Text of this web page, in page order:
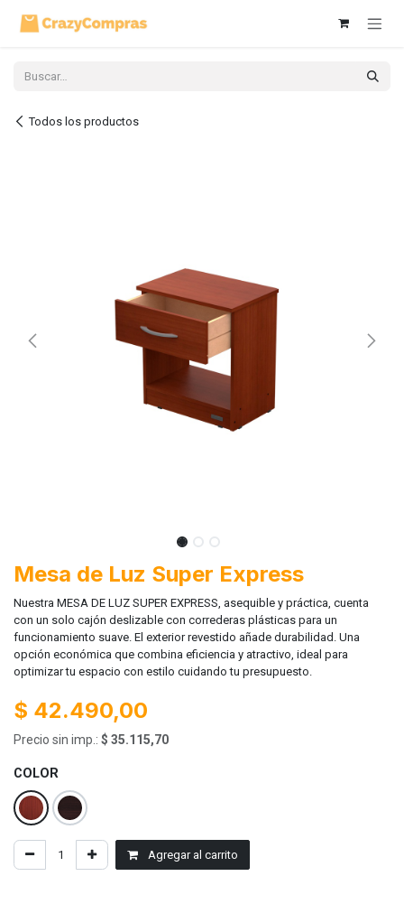
Todos los productos
Mesa de Luz Super Express
Nuestra MESA DE LUZ SUPER EXPRESS, asequible y práctica, cuenta
con un solo cajón deslizable con correderas plásticas para un
funcionamiento suave. El exterior revestido añade durabilidad. Una
opción económica que combina eficiencia y atractivo, ideal para
optimizar tu espacio con estilo cuidando tu presupuesto.
$ 42.490,00
Precio sin imp.: $ 35.115,70
COLOR
Agregar al carrito